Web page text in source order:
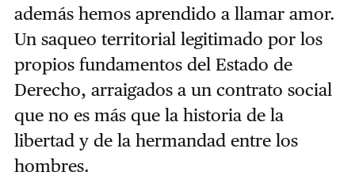
además hemos aprendido a llamar amor.
Un saqueo territorial legitimado por los
propios fundamentos del Estado de
Derecho, arraigados a un contrato social
que no es más que la historia de la
libertad y de la hermandad entre los
hombres.